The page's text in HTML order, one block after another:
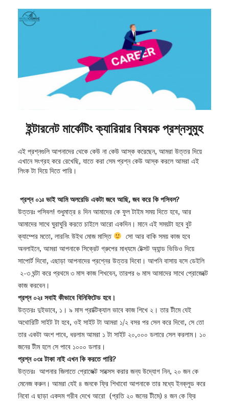
ইন্টারনেট মার্কেটিং ক্যারিয়ার বিষয়ক প্রশ্নসুমুহ
এই প্রশ্নগুলি আপনাদের থেকে কেউ না কেউ আস্ক করেছেন, আমরা উত্তর দিয়ে
এখানে সংগ্রহ করে রেখেছি, যাতে করা সেম প্রশ্ন কেউ আস্ক করলে আমরা এই
লিংক টা দিয়ে দিতে পারি।
প্রশ্ন ০১ঃ ভাই আমি অলরেডি একটা জবে আছি, জব করে কি পসিবল?
উত্তরঃ পসিবল! শুধুমাত্র ৪ দিন আমাদের কে ফুল টাইম সময় দিতে হবে, আর
আমাদের সাথে ঘুরাঘুরি করতে চাইলে আরো একদিন। মানে এই সময়টা হবে বুট
ক্যাম্পের মতো, লারনিং উইথ মোজ মাস্তি
সো আর বাকি সময় কাজ হবে
অনলাইনে, আমরা আপনাকে সিক্রেট গ্রুপের মাধ্যমে টেক্সট অ্যান্ড ভিডিও দিয়ে
সাপোর্ট দিবো, এছাড়া আপনাদের প্রশ্নের উত্তর দিবো। আপনি বাসায় বসে ডেইলি
২-৩ ঘন্টা করে প্রথমে ৩ মাস কাজ শিখবেন, তারপর ৬ মাস আমাদের সাথে প্রোজেক্টে
কাজ করবেন।
প্রশ্ন ০২ঃ সবাই কীভাবে বিনিফিটেড হবে।
উত্তরঃ দুইভাবে, ১। ৯ মাস প্রাক্টিক্যাল ভাবে কাজ শিখে ২। তার টীমে যেই
অথোরিটি সাইট টা হবে, ওই সাইট টা আমরা ১/২ বসর পর সেল করে দিবো, সে তো
তার একটা অংশ পাবে, ধরলাম আমরা ১ টা সাইট ২০,০০০ ডলারে সেল করলাম। ১০
জনের টীম হলে সে পাবে ১০০০ ডলার।
প্রশ্ন ০৩ঃ টাকা নাই এখন কি করতে পারি?
উত্তরঃ আপনার জিলাতে প্রোজেক্ট সাক্সেস করার জন্য উদ্যোগ নিন, ২০ জন কে
মেনেজ করুন। আমরা যেই ৪ জনকে ফ্রি শিখাবো আপনাকে তার মধ্যে ইনক্লুড করে
নিবো এ ছাড়া একদম গরীব দেখে আরো (প্রতি ২০ জনের টীমে) ৪ জন কে ফ্রি